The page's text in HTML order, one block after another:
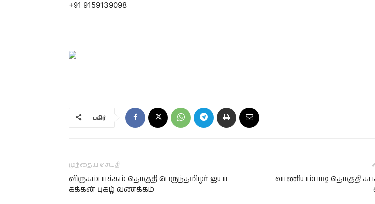
+91 9159139098
பகிர்
முந்தைய செய்தி
விருகம்பாக்கம் தொகுதி பெருந்தமிழர் ஐயா
கக்கன் புகழ் வணக்கம்
வாணியம்பாடி தொகுதி